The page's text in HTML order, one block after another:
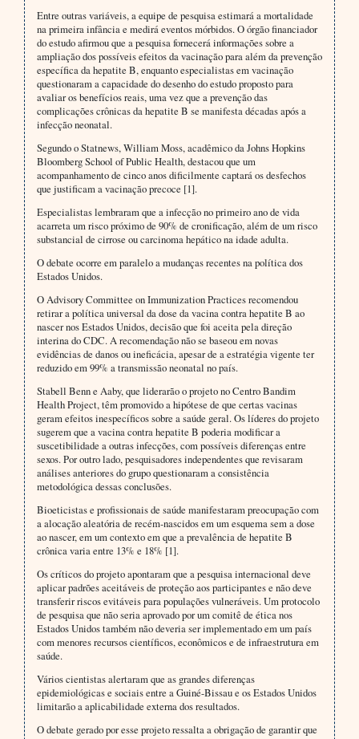
Entre outras variáveis, a equipe de pesquisa estimará a mortalidade
na primeira infância e medirá eventos mórbidos. O órgão financiador
do estudo afirmou que a pesquisa fornecerá informações sobre a
ampliação dos possíveis efeitos da vacinação para além da prevenção
específica da hepatite B, enquanto especialistas em vacinação
questionaram a capacidade do desenho do estudo proposto para
avaliar os benefícios reais, uma vez que a prevenção das
complicações crônicas da hepatite B se manifesta décadas após a
infecção neonatal.
Segundo o Statnews, William Moss, acadêmico da Johns Hopkins
Bloomberg School of Public Health, destacou que um
acompanhamento de cinco anos dificilmente captará os desfechos
que justificam a vacinação precoce [1].
Especialistas lembraram que a infecção no primeiro ano de vida
acarreta um risco próximo de 90% de cronificação, além de um risco
substancial de cirrose ou carcinoma hepático na idade adulta.
O debate ocorre em paralelo a mudanças recentes na política dos
Estados Unidos.
O Advisory Committee on Immunization Practices recomendou
retirar a política universal da dose da vacina contra hepatite B ao
nascer nos Estados Unidos, decisão que foi aceita pela direção
interina do CDC. A recomendação não se baseou em novas
evidências de danos ou ineficácia, apesar de a estratégia vigente ter
reduzido em 99% a transmissão neonatal no país.
Stabell Benn e Aaby, que liderarão o projeto no Centro Bandim
Health Project, têm promovido a hipótese de que certas vacinas
geram efeitos inespecíficos sobre a saúde geral. Os líderes do projeto
sugerem que a vacina contra hepatite B poderia modificar a
suscetibilidade a outras infecções, com possíveis diferenças entre
sexos. Por outro lado, pesquisadores independentes que revisaram
análises anteriores do grupo questionaram a consistência
metodológica dessas conclusões.
Bioeticistas e profissionais de saúde manifestaram preocupação com
a alocação aleatória de recém-nascidos em um esquema sem a dose
ao nascer, em um contexto em que a prevalência de hepatite B
crônica varia entre 13% e 18% [1].
Os críticos do projeto apontaram que a pesquisa internacional deve
aplicar padrões aceitáveis de proteção aos participantes e não deve
transferir riscos evitáveis para populações vulneráveis. Um protocolo
de pesquisa que não seria aprovado por um comitê de ética nos
Estados Unidos também não deveria ser implementado em um país
com menores recursos científicos, econômicos e de infraestrutura em
saúde.
Vários cientistas alertaram que as grandes diferenças
epidemiológicas e sociais entre a Guiné-Bissau e os Estados Unidos
limitarão a aplicabilidade externa dos resultados.
O debate gerado por esse projeto ressalta a obrigação de garantir que